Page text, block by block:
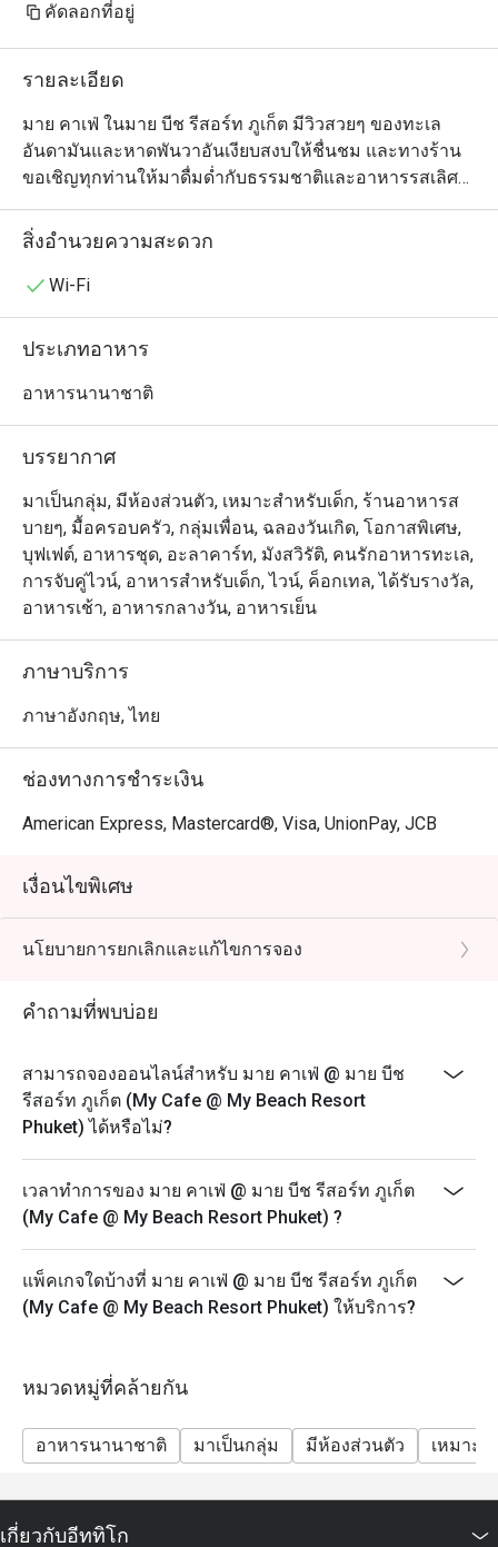
คัดลอกที่อยู่
รายละเอียด
มาย คาเฟ่ ในมาย บีช รีสอร์ท ภูเก็ต มีวิวสวยๆ ของทะเล
อันดามันและหาดพันวาอันเงียบสงบให้ชื่นชม และทางร้าน
ขอเชิญทุกท่านให้มาดื่มด่ำกับธรรมชาติและอาหารรสเลิศ
ในสไตล์เอเชียและนานาชาติกันอย่างเต็มที่ แต่คุณจะยิ่ง
เพลิดเพลินกับบรรยากาศสุดชิลของที่นี่ได้มากขึ้นอีก ถ้าหาก
อยากอยู่ในห้องแอร์ก็ไม่ต้องกลัวเหงาเพราะคุณจะได้เห็น
คาเฟ่ เป็นร้านแบบออลเดย์ไดนิ่งที่ให้บริการตลอดทั้งวัน ไม่
อาหารไทยสุดครีเอทีฟที่มีกลิ่นอายตะวันตกปนเพื่อความทัน
สิ่งอำนวยความสะดวก
Wi-Fi
ประเภทอาหาร
อาหารนานาชาติ
บรรยากาศ
มาเป็นกลุ่ม, มีห้องส่วนตัว, เหมาะสำหรับเด็ก, ร้านอาหารส
บายๆ, มื้อครอบครัว, กลุ่มเพื่อน, ฉลองวันเกิด, โอกาสพิเศษ,
บุฟเฟต์, อาหารชุด, อะลาคาร์ท, มังสวิรัติ, คนรักอาหารทะเล,
การจับคู่ไวน์, อาหารสำหรับเด็ก, ไวน์, ค็อกเทล, ได้รับรางวัล,
อาหารเช้า, อาหารกลางวัน, อาหารเย็น
ภาษาบริการ
ภาษาอังกฤษ, ไทย
ช่องทางการชำระเงิน
American Express, Mastercard®, Visa, UnionPay, JCB
เงื่อนไขพิเศษ
นโยบายการยกเลิกและแก้ไขการจอง
คำถามที่พบบ่อย
สามารถจองออนไลน์สำหรับ มาย คาเฟ่ @ มาย บีช
รีสอร์ท ภูเก็ต (My Cafe @ My Beach Resort
Phuket) ได้หรือไม่?
เวลาทำการของ มาย คาเฟ่ @ มาย บีช รีสอร์ท ภูเก็ต
(My Cafe @ My Beach Resort Phuket) ?
แพ็คเกจใดบ้างที่ มาย คาเฟ่ @ มาย บีช รีสอร์ท ภูเก็ต
(My Cafe @ My Beach Resort Phuket) ให้บริการ?
หมวดหมู่ที่คล้ายกัน
อาหารนานาชาติ มาเป็นกลุ่ม มีห้องส่วนตัว เหมาะส
เกี่ยวกับอีททิโก